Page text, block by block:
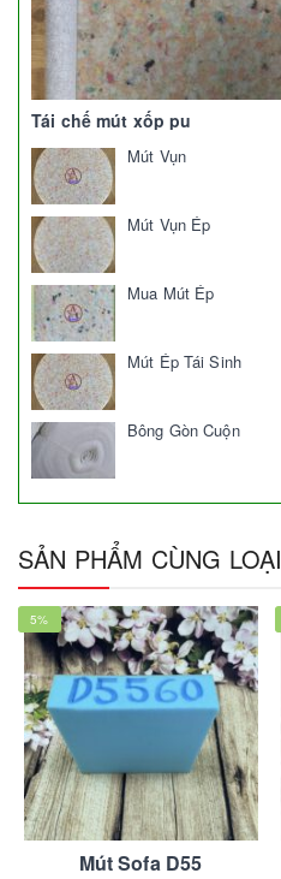
Tái chế mút xốp pu
Mút Vụn
Mút Vụn Ép
Mua Mút Ép
Mút Ép Tái Sinh
Bông Gòn Cuộn
SẢN PHẨM CÙNG LOẠI
5%
Mút Sofa D55